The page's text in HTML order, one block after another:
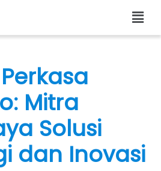
Mitra
Solusi
dan Inovasi